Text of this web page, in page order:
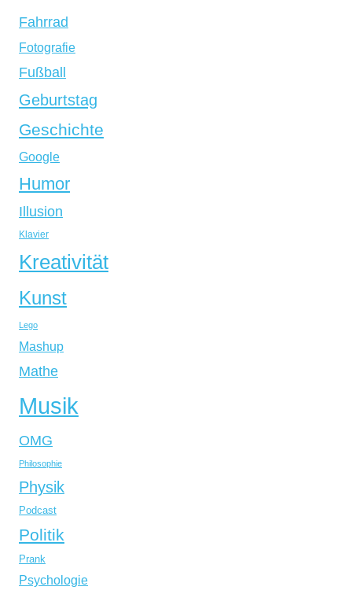
Fahrrad
Fotografie
Fußball
Geburtstag
Geschichte
Google
Humor
Illusion
Klavier
Kreativität
Kunst
Lego
Mashup
Mathe
Musik
OMG
Philosophie
Physik
Podcast
Politik
Prank
Psychologie